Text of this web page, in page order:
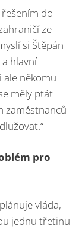
do
ze
si Štěpán
hlavní
ale někomu
měly ptát
zaměstnanců
pro
vláda,
jednu třetinu